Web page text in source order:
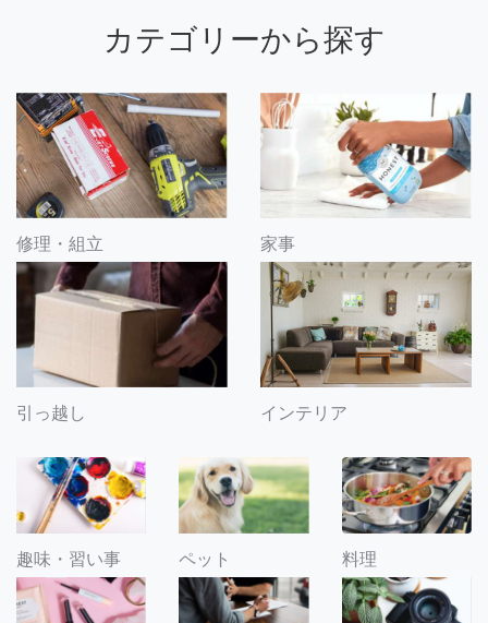
カテゴリーから探す
修理・組立 家事
引っ越し インテリア
趣味・習い事 ペット 料理